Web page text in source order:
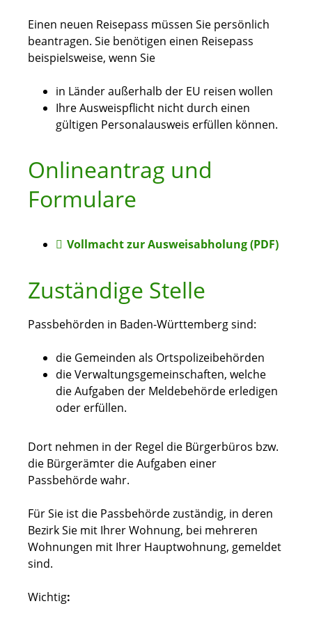
Einen neuen Reisepass müssen Sie persönlich
beantragen. Sie benötigen einen Reisepass
beispielsweise, wenn Sie
in Länder außerhalb der EU reisen wollen
Ihre Ausweispflicht nicht durch einen
gültigen Personalausweis erfüllen können.
Onlineantrag und
Formulare
Vollmacht zur Ausweisabholung (PDF)
Zuständige Stelle
Passbehörden in Baden-Württemberg sind:
die Gemeinden als Ortspolizeibehörden
die Verwaltungsgemeinschaften, welche
die Aufgaben der Meldebehörde erledigen
oder erfüllen.
Dort nehmen in der Regel die Bürgerbüros bzw.
die Bürgerämter die Aufgaben einer
Passbehörde wahr.
Für Sie ist die Passbehörde zuständig, in deren
Bezirk Sie mit Ihrer Wohnung, bei mehreren
Wohnungen mit Ihrer Hauptwohnung, gemeldet
sind.
Wichtig: